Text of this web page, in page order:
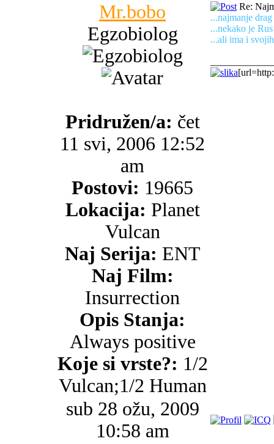
Mr.bobo
Egzobiolog
Pridružen/a: čet
11 svi, 2006 12:52
am
Postovi: 19665
Lokacija: Planet
Vulcan
Naj Serija: ENT
Naj Film:
Insurrection
Opis Stanja:
Always positive
Koje si vrste?: 1/2
Vulcan;1/2 Human
Re:
...najmanje
...nekako je
...ali ima i
sub 28 ožu, 2009
10:58 am